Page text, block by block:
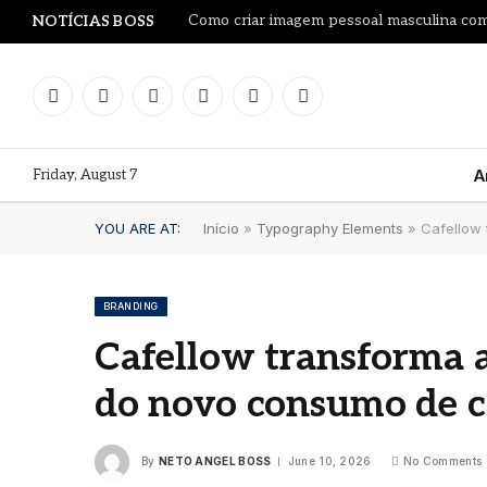
NOTÍCIAS BOSS Como criar imagem pessoal masculina
FacebookInstagramYouTubeLinkedInWhatsAppTikTok
Friday, August 7
YOU ARE AT: Início » Typography Elements » Cafellow
BRANDING
Cafellow transforma
do novo consumo de
By NETO ANGEL BOSS June 10, 2026 No Comments